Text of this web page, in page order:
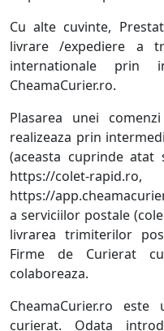
Cu alte cuvinte,
livrare /expediere a
internationale prin
CheamaCurier.ro.
Plasarea unei
realizeaza prin
(aceasta cuprinde atat
https://colet-
https://
a serviciilor postale
livrarea trimiterilor
Firme de Curierat
colaboreaza.
CheamaCurier.ro
curierat. Odata